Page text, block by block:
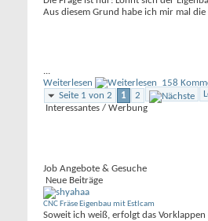
Aus diesem Grund habe ich mir mal
...
Weiterlesen
158
Seite 1 von 2
1 2
Interessantes / Werbung
Job Angebote & Gesuche
Neue Beiträge
CNC Fräse Eigenbau mit Estlcam
Soweit ich weiß, erfolgt das